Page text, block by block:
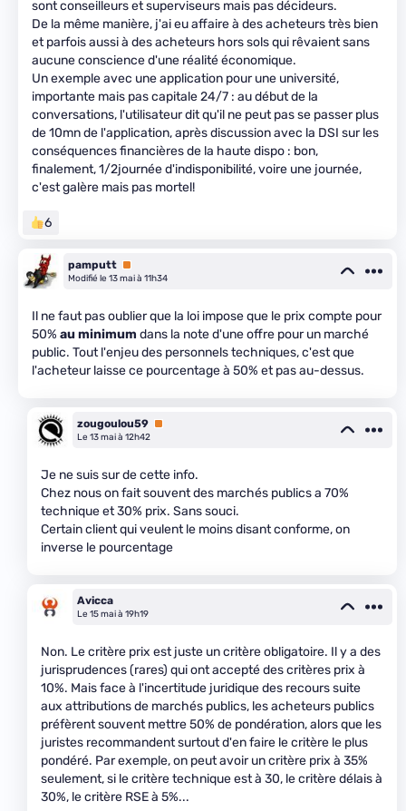
sont conseilleurs et superviseurs mais pas décideurs.
De la même manière, j'ai eu affaire à des acheteurs très bien
et parfois aussi à des acheteurs hors sols qui rêvaient sans
aucune conscience d'une réalité économique.
Un exemple avec une application pour une université,
importante mais pas capitale 24/7 : au début de la
conversations, l'utilisateur dit qu'il ne peut pas se passer plus
de 10mn de l'application, après discussion avec la DSI sur les
conséquences financières de la haute dispo : bon,
finalement, 1/2journée d'indisponibilité, voire une journée,
c'est galère mais pas mortel!
6
pamputt Premium
Modifié le 13 mai à 11h34
Il ne faut pas oublier que la loi impose que le prix compte pour
50% au minimum dans la note d'une offre pour un marché
public. Tout l'enjeu des personnels techniques, c'est que
l'acheteur laisse ce pourcentage à 50% et pas au-dessus.
zougoulou59 Premium
Le 13 mai à 12h42
Je ne suis sur de cette info.
Chez nous on fait souvent des marchés publics a 70%
technique et 30% prix. Sans souci.
Certain client qui veulent le moins disant conforme, on
inverse le pourcentage
Avicca
Le 15 mai à 19h19
Non. Le critère prix est juste un critère obligatoire. Il y a des
jurisprudences (rares) qui ont accepté des critères prix à
10%. Mais face à l'incertitude juridique des recours suite
aux attributions de marchés publics, les acheteurs publics
préfèrent souvent mettre 50% de pondération, alors que les
juristes recommandent surtout d'en faire le critère le plus
pondéré. Par exemple, on peut avoir un critère prix à 35%
seulement, si le critère technique est à 30, le critère délais à
30%, le critère RSE à 5%...